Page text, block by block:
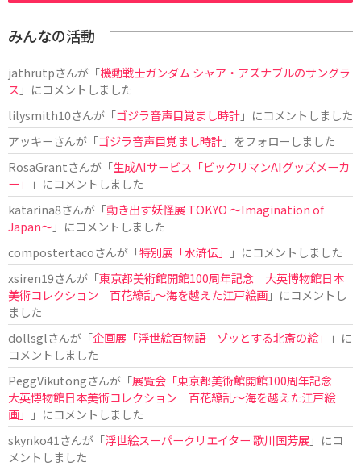
みんなの活動
jathrutpさんが「機動戦士ガンダム シャア・アズナブルのサングラ
ス 」にコメントしました
lilysmith10さんが「ゴジラ音声目覚まし時計」にコメントしました
アッキーさんが「ゴジラ音声目覚まし時計」をフォローしました
RosaGrantさんが「生成AIサービス「ビックリマンAIグッズメーカ
ー」
」にコメントしました
katarina8さんが「動き出す妖怪展 TOKYO 〜Imagination of
Japan〜」にコメントしました
compostertacoさんが「特別展「水滸伝」
」にコメントしました
xsiren19さんが「東京都美術館開館100周年記念 大英博物館日本
美術コレクション 百花繚乱～海を越えた江戸絵画」にコメントし
ました
dollsglさんが「企画展「浮世絵百物語 ゾッとする北斎の絵」
」に
コメントしました
PeggVikutongさんが「展覧会「東京都美術館開館100周年記念
大英博物館日本美術コレクション 百花繚乱〜海を越えた江戸絵
画」
」にコメントしました
skynko41 さんが「浮世絵スーパークリエイター 歌川国芳展 」にコ
メントしました